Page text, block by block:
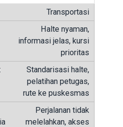
Transportasi
Halte nyaman,
informasi jelas, kursi
prioritas
Standarisasi halte,
pelatihan petugas,
rute ke puskesmas
Perjalanan tidak
melelahkan, akses